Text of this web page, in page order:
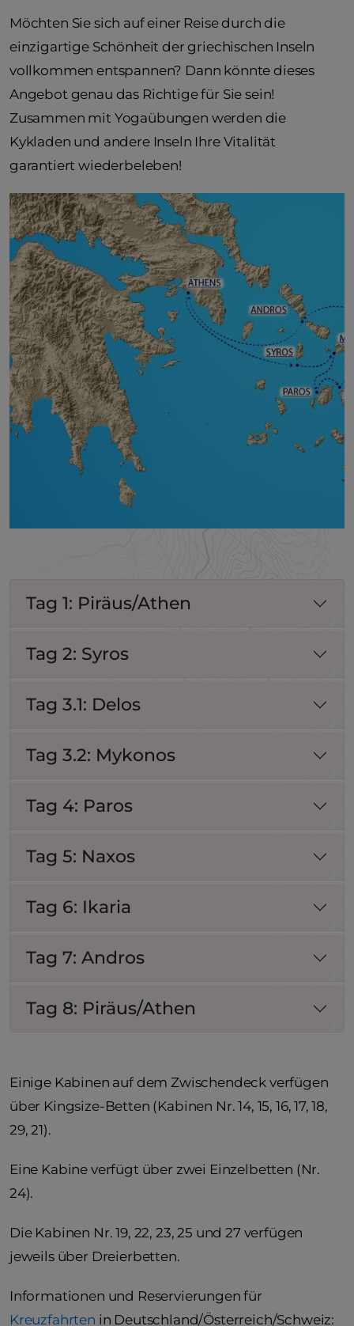
Möchten Sie sich auf einer Reise durch die
einzigartige Schönheit der griechischen Inseln
vollkommen entspannen? Dann könnte dieses
Angebot genau das Richtige für Sie sein!
Zusammen mit Yogaübungen werden die
Kykladen und andere Inseln Ihre Vitalität
garantiert wiederbeleben!
Tag 1: Piräus/Athen
Tag 2: Syros
Tag 3.1: Delos
Tag 3.2: Mykonos
Tag 4: Paros
Tag 5: Naxos
Tag 6: Ikaria
Tag 7: Andros
Tag 8: Piräus/Athen
Einige Kabinen auf dem Zwischendeck verfügen
über Kingsize-Betten (Kabinen Nr. 14, 15, 16, 17, 18,
29, 21).
Eine Kabine verfügt über zwei Einzelbetten (Nr.
24).
Die Kabinen Nr. 19, 22, 23, 25 und 27 verfügen
jeweils über Dreierbetten.
Informationen und Reservierungen für
Kreuzfahrten in Deutschland/Österreich/Schweiz: